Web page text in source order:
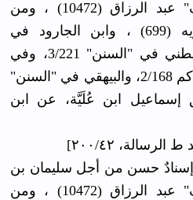
موسى. وهو في "مصنف" عبد الرزاق (10472) ، ومن
طريقه أخرجه ابنُ راهويه (699) ، وابن الجارود في
"المنتقى" (700) ، والدارقطني في "السنن" 3/221، وفي
"العلل" 5/ورقة 114، والحاكم 2/168، والبيهقي في "السنن"
إسماعيل ابن عُلَيَّة، عن ابن
٢٠٠/٤٢]
إسنادٌ حسن من أجل سليمان بن
موسى. وهو في "مصنف" عبد الرزاق (10472) ، ومن